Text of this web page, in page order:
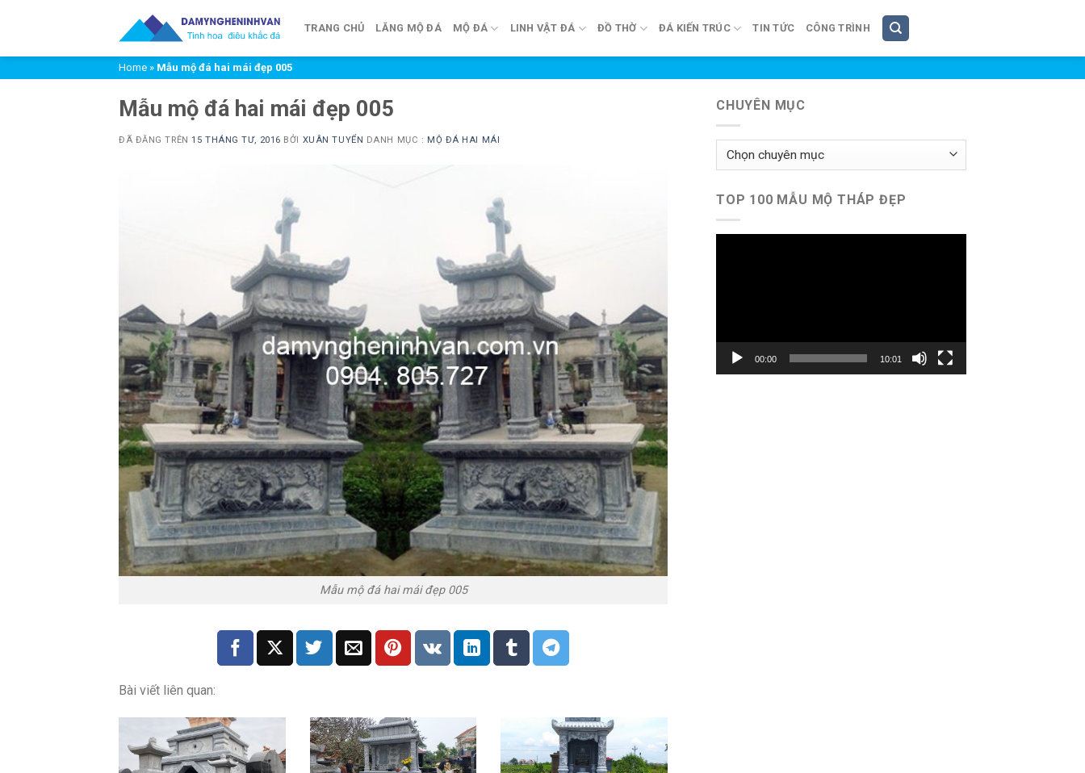
TRANG CHỦ LĂNG MỘ ĐÁ MỘ ĐÁ LINH VẬT ĐÁ ĐỒ THỜ ĐÁ KIẾN TRÚC TIN TỨC CÔNG TRÌNH
Home » Mẫu mộ đá hai mái đẹp 005
Mẫu mộ đá hai mái đẹp 005
ĐÃ ĐĂNG TRÊN15 THÁNG TƯ, 2016 BỞI XUÂN TUYỂN DANH MỤC : MỘ ĐÁ HAI MÁI
Mẫu mộ đá hai mái đẹp 005
Bài viết liên quan:
CHUYÊN MỤC
Chuyên
mục
TOP 100 MẪU MỘ THÁP ĐẸP
00:00 10:01